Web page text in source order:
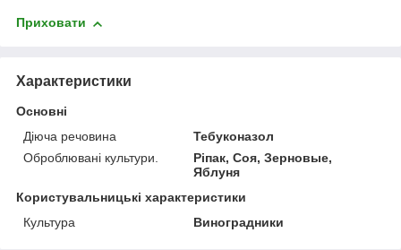
Приховати
Характеристики
Основні
Діюча речовина
Тебуконазол
Оброблювані культури.
Ріпак, Соя, Зерновые,
Яблуня
Користувальницькі характеристики
Культура
Виноградники